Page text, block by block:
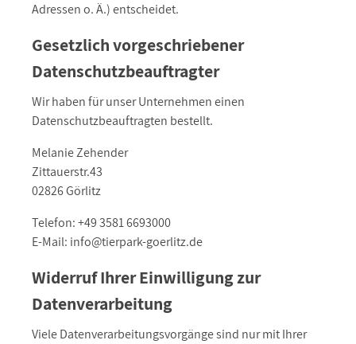
Adressen o. Ä.) entscheidet.
Gesetzlich vorgeschriebener
Datenschutzbeauftragter
Wir haben für unser Unternehmen einen
Datenschutzbeauftragten bestellt.
Melanie Zehender
Zittauerstr.43
02826 Görlitz
Telefon: +49 3581 6693000
E-Mail: info@tierpark-goerlitz.de
Widerruf Ihrer Einwilligung zur
Datenverarbeitung
Viele Datenverarbeitungsvorgänge sind nur mit Ihrer